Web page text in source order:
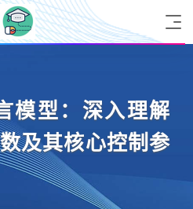
模型：深入理解
及其核心控制参